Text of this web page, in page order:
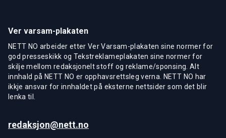
Ver varsam-plakaten
NETT NO arbeider etter Ver Varsam-plakaten sine normer for
god presseskikk og Tekstreklameplakaten sine normer for
skilje mellom redaksjonelt stoff og reklame/sponsing. Alt
innhald på NETT NO er opphavsrettsleg verna. NETT NO har
ikkje ansvar for innhaldet på eksterne nettsider som det blir
lenka til.
redaksjon@nett.no